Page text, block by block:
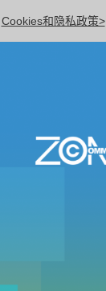
Cookies和隐私政策>